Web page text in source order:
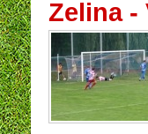
Zelina -